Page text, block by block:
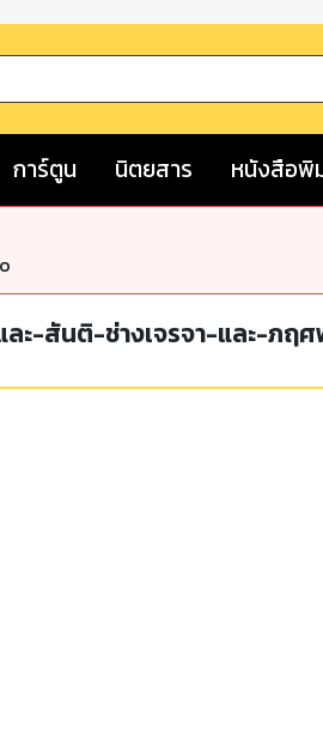
การ์ตูน นิตยสาร หนังสือพิ
ะ-สันติ-ช่างเจรจา-และ-ภ